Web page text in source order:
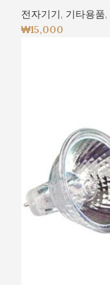
전자기기, 기타용품,
₩15,000